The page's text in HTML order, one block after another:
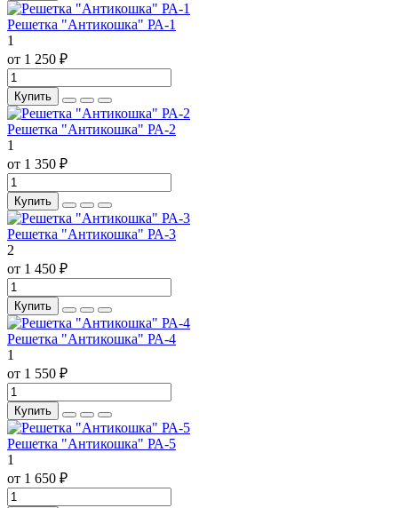
Решетка "Антикошка" РА-1
1
от 1 250 ₽
Купить
Решетка "Антикошка" РА-2
1
от 1 350 ₽
Купить
Решетка "Антикошка" РА-3
2
от 1 450 ₽
Купить
Решетка "Антикошка" РА-4
1
от 1 550 ₽
Купить
Решетка "Антикошка" РА-5
1
от 1 650 ₽